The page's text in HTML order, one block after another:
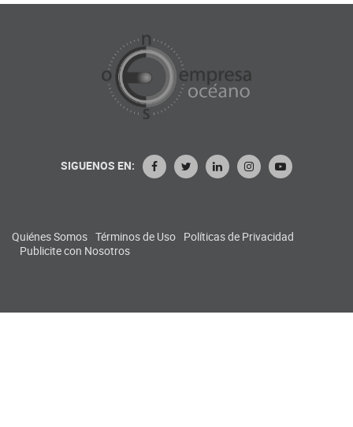
SIGUENOS EN:
Quiénes Somos Términos de Uso Políticas de Privacidad
Publicite con Nosotros